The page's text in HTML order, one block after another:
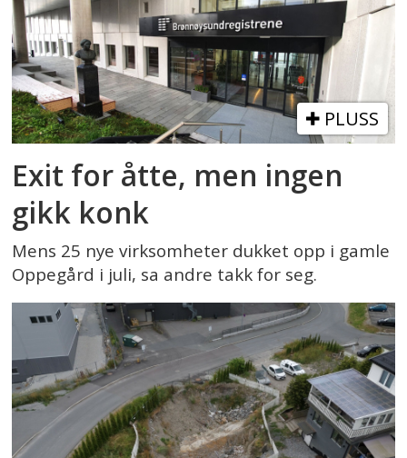
PLUSS
Exit for åtte, men ingen
gikk konk
Mens 25 nye virksomheter dukket opp i gamle
Oppegård i juli, sa andre takk for seg.